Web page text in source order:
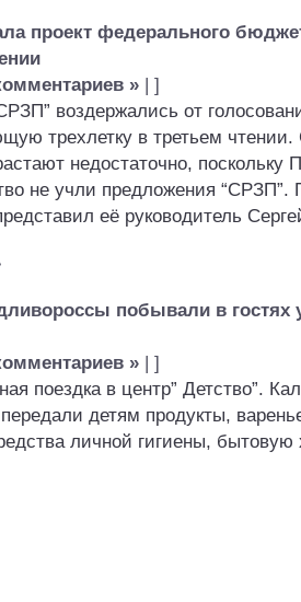
проект федерального
» | ]
воздержались от
трехлетку в третьем
недостаточно, поскольку
не учли предложения “СРЗП”.
её руководитель
побывали в гостях
» | ]
поездка в центр” Детство”.
детям продукты,
личной гигиены,